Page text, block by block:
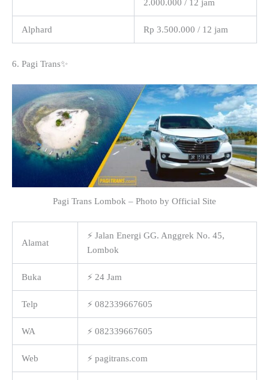
2.000.000 / 12 jam
Alphard Rp 3.500.000 / 12 jam
6. Pagi Trans✨
Pagi Trans Lombok – Photo by Official Site
Alamat
⚡ Jalan Energi GG. Anggrek No. 45,
Lombok
Buka ⚡ 24 Jam
Telp ⚡ 082339667605
WA ⚡ 082339667605
Web ⚡ pagitrans.com